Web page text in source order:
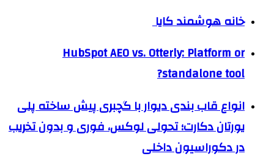
خانه هوشمند کایا
HubSpot AEO vs. Otterly: Platform or
standalone tool?
انواع قاب بندی دیوار با گچبری پیش ساخته پلی
یورتان دکارت؛ تحولی لوکس، فوری و بدون تخریب
در دکوراسیون داخلی